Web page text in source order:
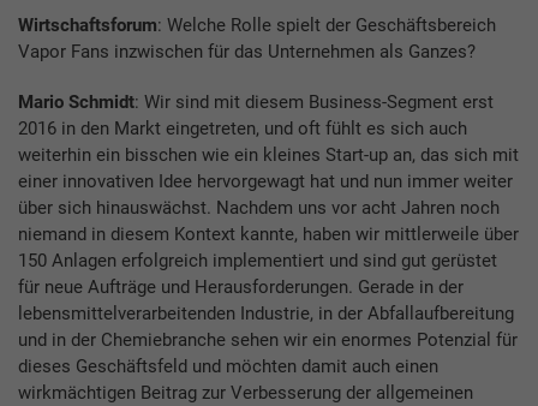
Wirtschaftsforum: Welche Rolle spielt der Geschäftsbereich
Vapor Fans inzwischen für das Unternehmen als Ganzes?
Mario Schmidt: Wir sind mit diesem Business-Segment erst
2016 in den Markt eingetreten, und oft fühlt es sich auch
weiterhin ein bisschen wie ein kleines Start-up an, das sich mit
einer innovativen Idee hervorgewagt hat und nun immer weiter
über sich hinauswächst. Nachdem uns vor acht Jahren noch
niemand in diesem Kontext kannte, haben wir mittlerweile über
150 Anlagen erfolgreich implementiert und sind gut gerüstet
für neue Aufträge und Herausforderungen. Gerade in der
lebensmittelverarbeitenden Industrie, in der Abfallaufbereitung
und in der Chemiebranche sehen wir ein enormes Potenzial für
dieses Geschäftsfeld und möchten damit auch einen
wirkmächtigen Beitrag zur Verbesserung der allgemeinen